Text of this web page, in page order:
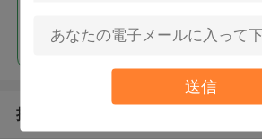
送信
続行
推薦されたプロダクト